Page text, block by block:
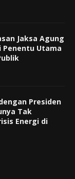
Jaksa Agung
Penentu Utama
Presiden
Tak
Energi di